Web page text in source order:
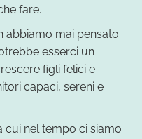
fare.
abbiamo mai pensato
esserci un
figli felici e
capaci, sereni e
cui nel tempo ci siamo